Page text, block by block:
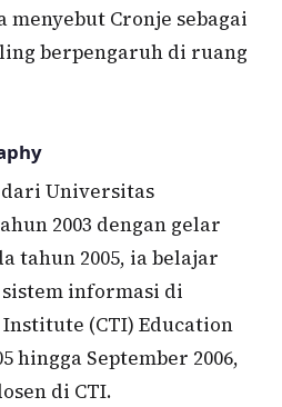
menyebut Cronje sebagai
berpengaruh di ruang
Universitas
2003 dengan gelar
tahun 2005, ia belajar
informasi di
(CTI) Education
hingga September 2006,
di CTI.